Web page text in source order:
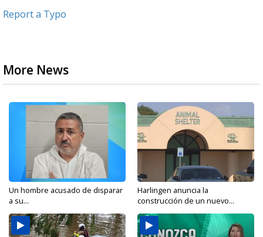
Report a Typo
More News
Un hombre acusado de disparar
a su...
Harlingen anuncia la
construcción de un nuevo...